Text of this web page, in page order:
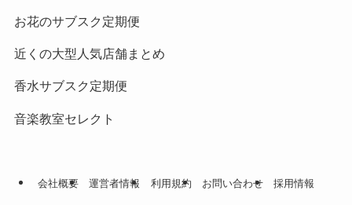
お花のサブスク定期便
近くの大型人気店舗まとめ
香水サブスク定期便
音楽教室セレクト
会社概要 運営者情報 利用規約 お問い合わせ 採用情報